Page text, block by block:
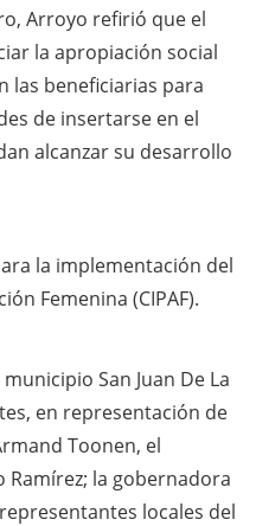
Arroyo refirió que el
la apropiación social
las beneficiarias para
de insertarse en el
alcanzar su desarrollo
la implementación del
Femenina (CIPAF).
San Juan De La
en representación de
Toonen, el
la gobernadora
locales del